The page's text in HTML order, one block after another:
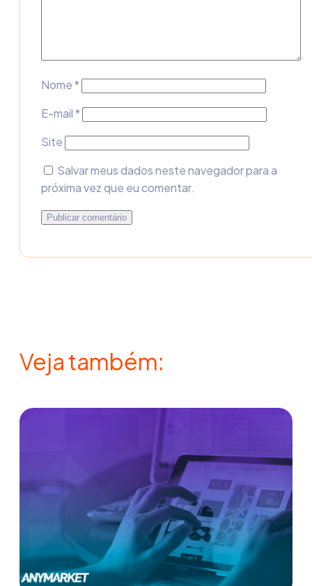
Nome*
E-mail*
Site
Salvar meus dados neste navegador para a
próxima vez que eu comentar.
Veja também: